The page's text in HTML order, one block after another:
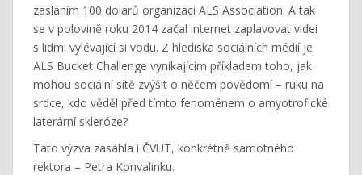
zasláním 100 dolarů organizaci ALS Association. A tak
se v polovině roku 2014 začal internet zaplavovat videi
s lidmi vylévající si vodu. Z hlediska sociálních médií je
ALS Bucket Challenge vynikajícím příkladem toho, jak
mohou sociální sítě zvýšit o něčem povědomí – ruku na
srdce, kdo věděl před tímto fenoménem o amyotrofické
laterární skleróze?
Tato výzva zasáhla i ČVUT, konkrétně samotného
rektora – Petra Konvalinku.